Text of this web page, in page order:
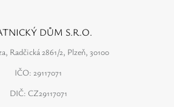
DŮM S.R.O.
Radčická 2861/2, Plzeň, 30100
IČO: 29117071
DIČ: CZ29117071